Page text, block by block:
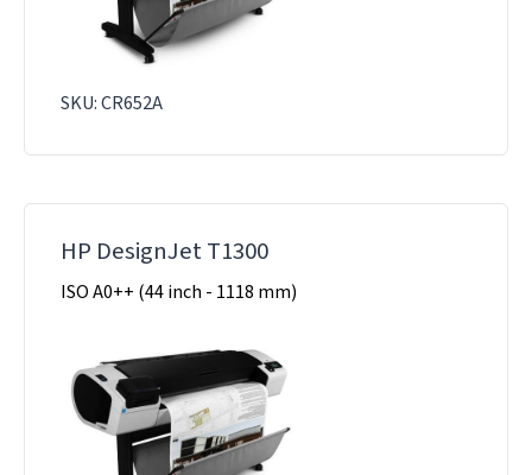
SKU: CR652A
HP DesignJet T1300
ISO A0++ (44 inch - 1118 mm)